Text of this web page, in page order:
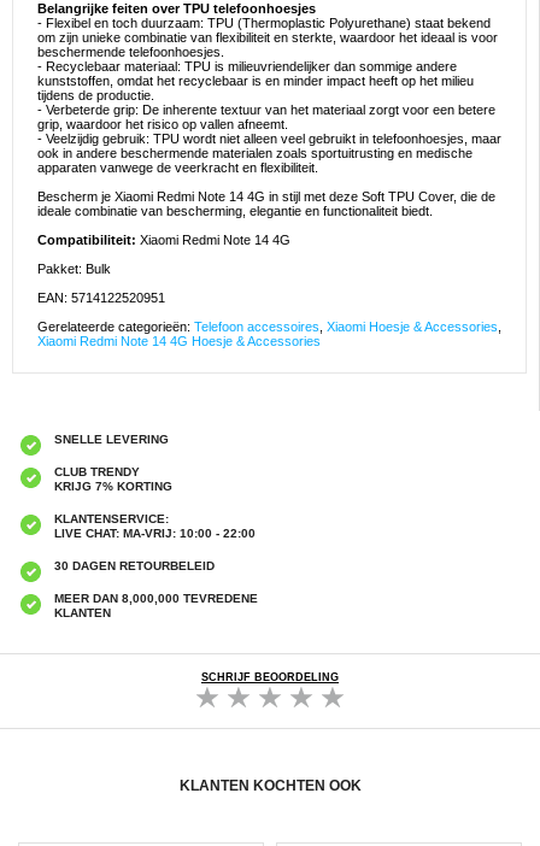
Belangrijke feiten over TPU telefoonhoesjes
- Flexibel en toch duurzaam: TPU (Thermoplastic Polyurethane) staat bekend
om zijn unieke combinatie van flexibiliteit en sterkte, waardoor het ideaal is voor
beschermende telefoonhoesjes.
- Recyclebaar materiaal: TPU is milieuvriendelijker dan sommige andere
kunststoffen, omdat het recyclebaar is en minder impact heeft op het milieu
tijdens de productie.
- Verbeterde grip: De inherente textuur van het materiaal zorgt voor een betere
grip, waardoor het risico op vallen afneemt.
- Veelzijdig gebruik: TPU wordt niet alleen veel gebruikt in telefoonhoesjes, maar
ook in andere beschermende materialen zoals sportuitrusting en medische
apparaten vanwege de veerkracht en flexibiliteit.
Bescherm je Xiaomi Redmi Note 14 4G in stijl met deze Soft TPU Cover, die de
ideale combinatie van bescherming, elegantie en functionaliteit biedt.
Compatibiliteit: Xiaomi Redmi Note 14 4G
Pakket: Bulk
EAN: 5714122520951
Gerelateerde categorieën: Telefoon accessoires Xiaomi Hoesje & Accessories
Xiaomi Redmi Note 14 4G Hoesje & Accessories
SNELLE LEVERING
CLUB TRENDY
KRIJG 7% KORTING
KLANTENSERVICE:
LIVE CHAT: MA-VRIJ: 10:00 - 22:00
30 DAGEN RETOURBELEID
MEER DAN 8,000,000 TEVREDENE
KLANTEN
SCHRIJF BEOORDELING
KLANTEN KOCHTEN OOK